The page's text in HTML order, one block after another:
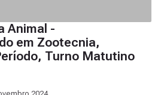
Animal -
em Zootecnia,
Turno Matutino